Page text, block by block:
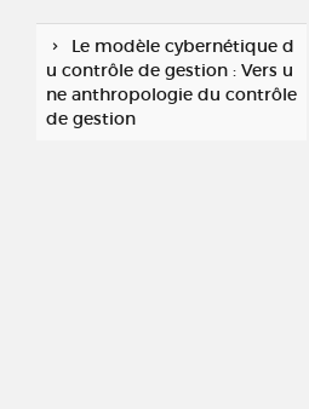
Le modèle cybernétique d
u contrôle de gestion : Vers u
ne anthropologie du contrôle
de gestion